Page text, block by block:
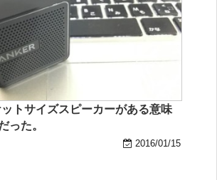
トサイズスピーカーがある意味
った。
2016/01/15